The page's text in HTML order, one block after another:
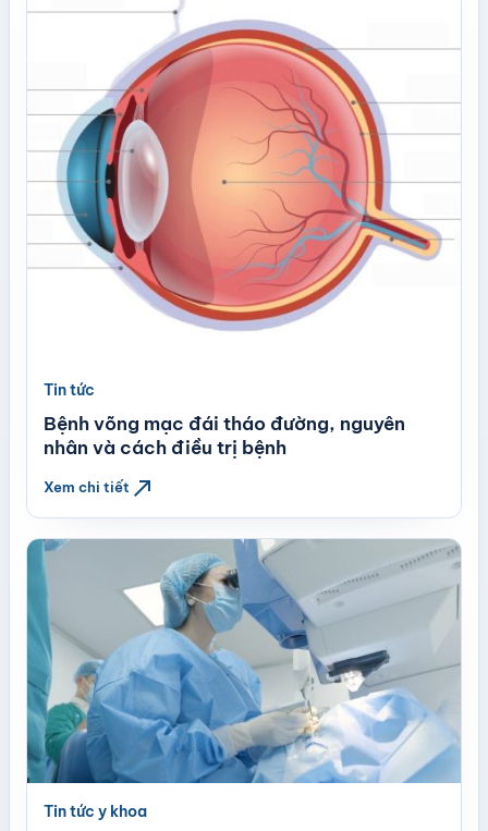
Tin tức
Bệnh võng mạc đái tháo đường, nguyên
nhân và cách điều trị bệnh
Xem chi tiết north_east
Tin tức y khoa